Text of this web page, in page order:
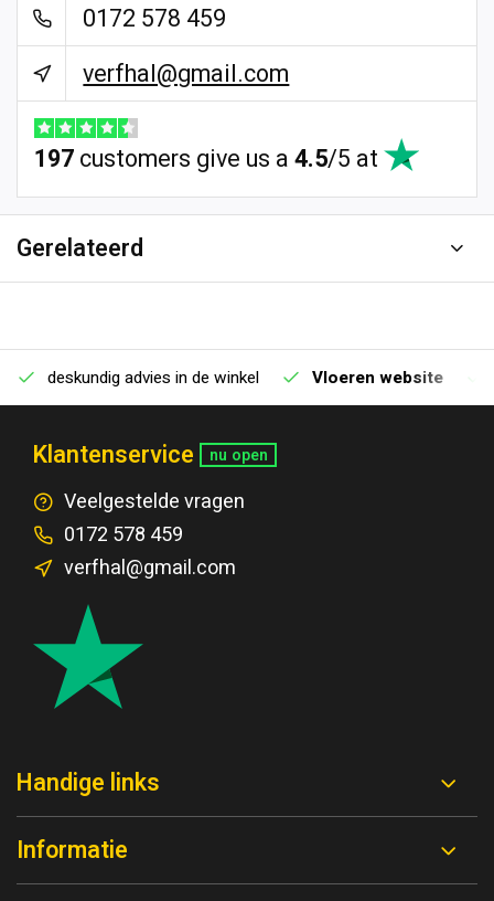
0172 578 459
verfhal@gmail.com
197customers give us a4.5/5 at
Gerelateerd
deskundig advies in de winkel Vloeren website
Klantenservice nu open
Veelgestelde vragen
0172 578 459
verfhal@gmail.com
Handige links
Informatie